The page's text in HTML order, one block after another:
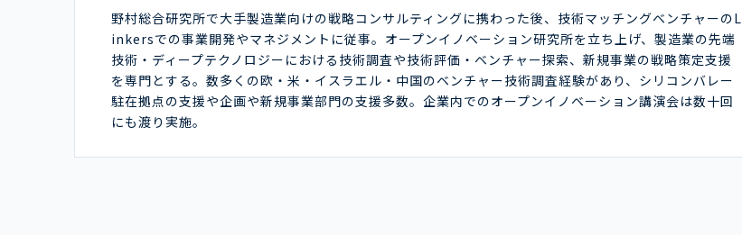
野村総合研究所で大手製造業向けの戦略コンサルティングに携わった後、技術マッチングベンチャーのL
inkersでの事業開発やマネジメントに従事。オープンイノベーション研究所を立ち上げ、製造業の先端
技術・ディープテクノロジーにおける技術調査や技術評価・ベンチャー探索、新規事業の戦略策定支援
を専門とする。数多くの欧・米・イスラエル・中国のベンチャー技術調査経験があり、シリコンバレー
駐在拠点の支援や企画や新規事業部門の支援多数。企業内でのオープンイノベーション講演会は数十回
にも渡り実施。